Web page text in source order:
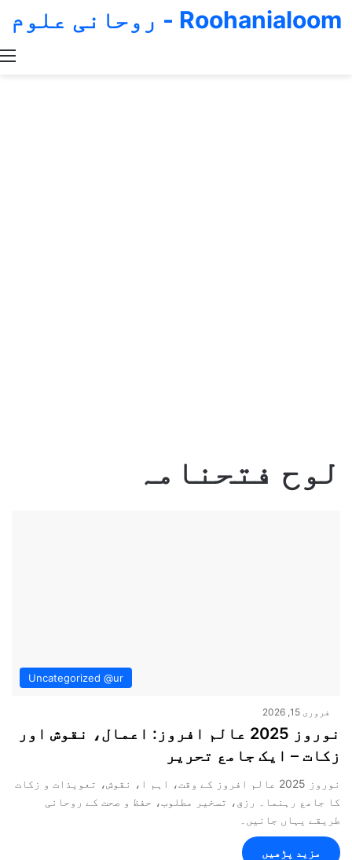
Roohanialoom - روحانی علوم
لوح فتحنامہ
Uncategorized @ur
فروری 15, 2026
نوروز 2025 عالم افروز: اعمال، نقوش اور
زکات – ایک جامع تحریر
نوروز 2025 عالم افروز کے وقت، اہم ا، نقوش، تعویذات و زکات
کا جامع رہنما۔ رزق، تسخیر مطلوب، حفظ و صحت کے روحانی
طریقے یہاں جانیں۔
مزید پڑھیں